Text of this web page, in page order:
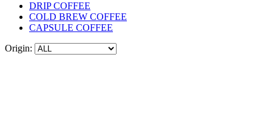
DRIP COFFEE
COLD BREW COFFEE
CAPSULE COFFEE
Origin: